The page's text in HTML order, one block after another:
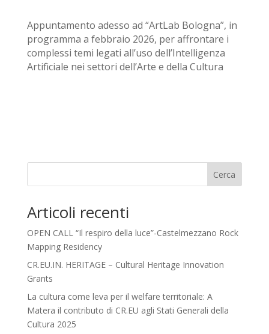
Appuntamento adesso ad “ArtLab Bologna”, in
programma a febbraio 2026, per affrontare i
complessi temi legati all’uso dell’Intelligenza
Artificiale nei settori dell’Arte e della Cultura
Cerca
Articoli recenti
OPEN CALL “Il respiro della luce”-Castelmezzano Rock
Mapping Residency
CR.EU.IN. HERITAGE – Cultural Heritage Innovation
Grants
La cultura come leva per il welfare territoriale: A
Matera il contributo di CR.EU agli Stati Generali della
Cultura 2025